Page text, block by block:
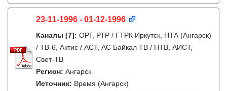
23-11-1996 - 01-12-1996
Каналы [7]: ОРТ, РТР / ГТРК Иркутск, НТА (Ангарск)
/ ТВ-6, Актис / АСТ, АС Байкал ТВ / НТВ, АИСТ,
Свет-ТВ
Регион: Ангарск
Источник: Время (Ангарск)